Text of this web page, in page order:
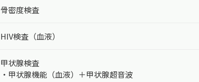
骨密度検査
HIV検査（血液）
甲状腺検査
・甲状腺機能（血液）＋甲状腺超音波